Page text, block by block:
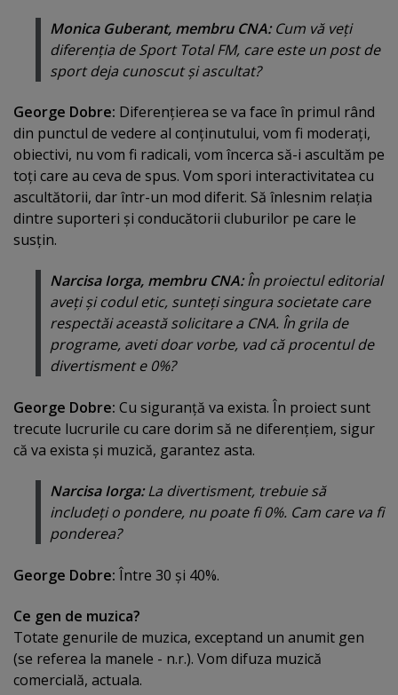
Monica Guberant, membru CNA:Cum vă veţi
diferenţia de Sport Total FM, care este un post de
sport deja cunoscut şi ascultat?
George Dobre: Diferenţierea se va face în primul rând
din punctul de vedere al conţinutului, vom fi moderaţi,
obiectivi, nu vom fi radicali, vom încerca să-i ascultăm pe
toţi care au ceva de spus. Vom spori interactivitatea cu
ascultătorii, dar într-un mod diferit. Să înlesnim relaţia
dintre suporteri şi conducătorii cluburilor pe care le
susţin.
Narcisa Iorga, membru CNA:În proiectul editorial
aveţi şi codul etic, sunteţi singura societate care
respectăi această solicitare a CNA. În grila de
programe, aveti doar vorbe, vad că procentul de
divertisment e 0%?
George Dobre: Cu siguranţă va exista. În proiect sunt
trecute lucrurile cu care dorim să ne diferenţiem, sigur
că va exista şi muzică, garantez asta.
Narcisa Iorga:La divertisment, trebuie să
includeţi o pondere, nu poate fi 0%. Cam care va fi
ponderea?
George Dobre: Între 30 şi 40%.
Ce gen de muzica?
Totate genurile de muzica, exceptand un anumit gen
(se referea la manele - n.r.). Vom difuza muzică
comercială, actuala.